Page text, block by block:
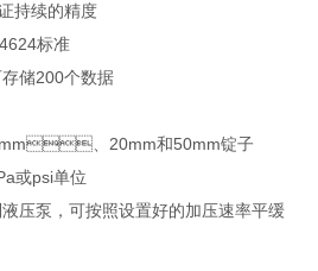
持续的精度
标准
存储200个数据
、20mm和50mm锭子
或psi单位
压泵，可按照设置好的加压速率平缓